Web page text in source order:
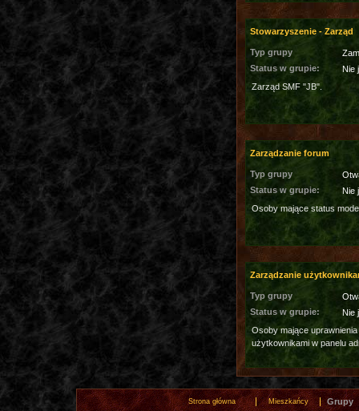
Stowarzyszenie - Zarząd
Typ grupy
Status w grupie:
Nie
Zarząd SMF "JB".
Zarządzanie forum
Typ grupy
Status w grupie:
Nie
Osoby mające status
Zarządzanie
Typ grupy
Status w grupie:
Nie
Osoby mające
użytkownikami w panelu
Strona główna Mieszkańcy Grupy